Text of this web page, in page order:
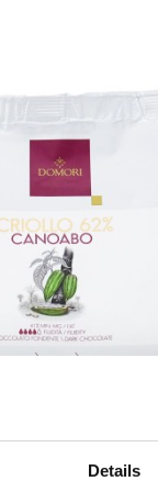
Details